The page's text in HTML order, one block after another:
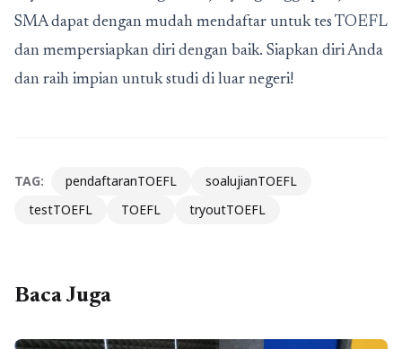
SMA dapat dengan mudah mendaftar untuk tes TOEFL
dan mempersiapkan diri dengan baik. Siapkan diri Anda
dan raih impian untuk studi di luar negeri!
TAG: pendaftaranTOEFL
soalujianTOEFL
testTOEFL
TOEFL tryoutTOEFL
Baca Juga